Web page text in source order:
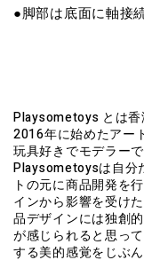
●脚部は底面に軸接
Playsometoys とは
2016年に始めたアー
玩具好きでモデラー
Playsometoysは自分
トの元に商品開発を
インから影響を受け
品デザインには独創
が感じられると思っ
する美的感覚をじぶ